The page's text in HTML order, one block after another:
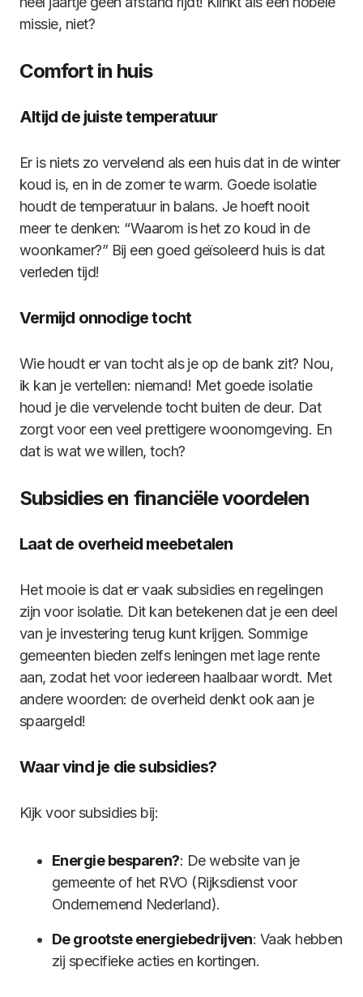
missie, niet?
Comfort in huis
Altijd de juiste temperatuur
Er is niets zo vervelend als een huis dat in de winter
koud is, en in de zomer te warm. Goede isolatie
houdt de temperatuur in balans. Je hoeft nooit
meer te denken: “Waarom is het zo koud in de
woonkamer?” Bij een goed geïsoleerd huis is dat
verleden tijd!
Vermijd onnodige tocht
Wie houdt er van tocht als je op de bank zit? Nou,
ik kan je vertellen: niemand! Met goede isolatie
houd je die vervelende tocht buiten de deur. Dat
zorgt voor een veel prettigere woonomgeving. En
dat is wat we willen, toch?
Subsidies en financiële voordelen
Laat de overheid meebetalen
Het mooie is dat er vaak subsidies en regelingen
zijn voor isolatie. Dit kan betekenen dat je een deel
van je investering terug kunt krijgen. Sommige
gemeenten bieden zelfs leningen met lage rente
aan, zodat het voor iedereen haalbaar wordt. Met
andere woorden: de overheid denkt ook aan je
spaargeld!
Waar vind je die subsidies?
Kijk voor subsidies bij:
Energie besparen?: De website van je
gemeente of het RVO (Rijksdienst voor
Ondernemend Nederland).
De grootste energiebedrijven: Vaak hebben
zij specifieke acties en kortingen.